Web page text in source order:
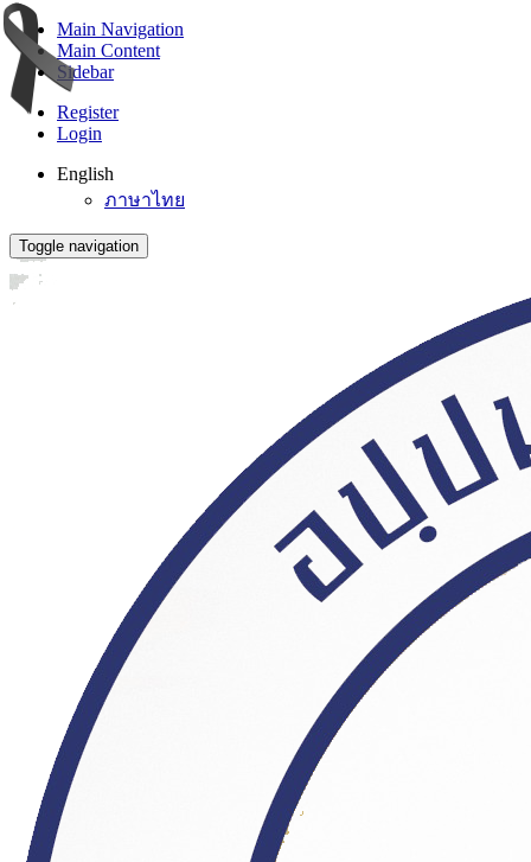
Main Navigation
Main Content
Sidebar
Register
Login
English
ภาษาไทย
Toggle navigation